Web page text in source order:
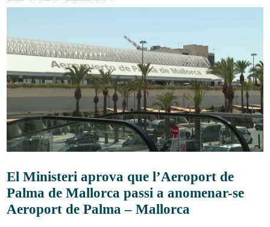
El Ministeri aprova que l’Aeroport de
Palma de Mallorca passi a anomenar-se
Aeroport de Palma – Mallorca